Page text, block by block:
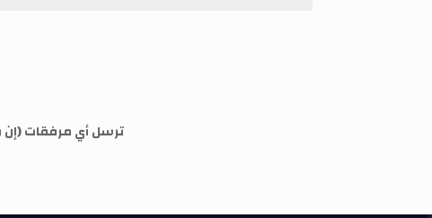
ترسل أي مرفقات (إن